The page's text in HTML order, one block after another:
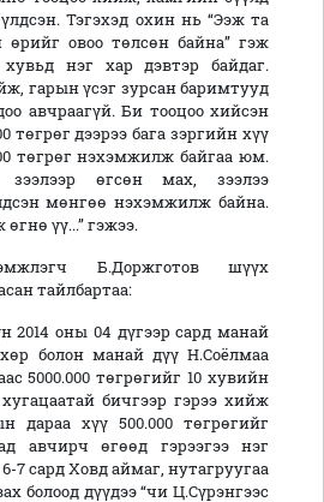
үлдсэн. Тэгэхэд охин нь “Ээж та
өрийг овоо төлсөн байна” гэж
нэг хар дэвтэр байдаг.
гарын үсэг зурсан баримтууд
авчраагүй. Би тооцоо хийсэн
төгрөг дээрээ бага зэргийн хүү
төгрөг нэхэмжилж байгаа юм.
зээлээр өгсөн мах, зээлээ
мөнгөө нэхэмжилж байна.
үү...” гэжээ.
Б.Доржготов шүүх
тайлбартаа:
2014 оны 04 дүгээр сард манай
болон манай дүү Н.Соёлмаа
5000.000 төгрөгийг 10 хувийн
бичгээр гэрээ хийж
дараа хүү 500.000 төгрөгийг
авчирч өгөөд гэрээгээ нэг
7 сард Ховд аймаг, нутагруугаа
болоод дүүдээ “чи Ц.Сүрэнгээс